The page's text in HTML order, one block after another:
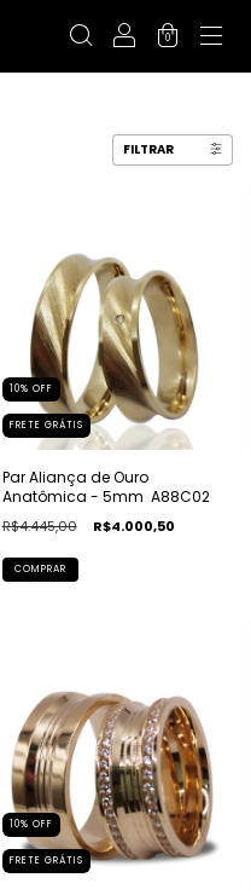
0
FILTRAR
10% OFF
FRETE GRÁTIS
Par Aliança de Ouro 
Anatômica - 5mm  A88C02
R$4.445,00 R$4.000,50
COMPRAR
10% OFF
FRETE GRÁTIS